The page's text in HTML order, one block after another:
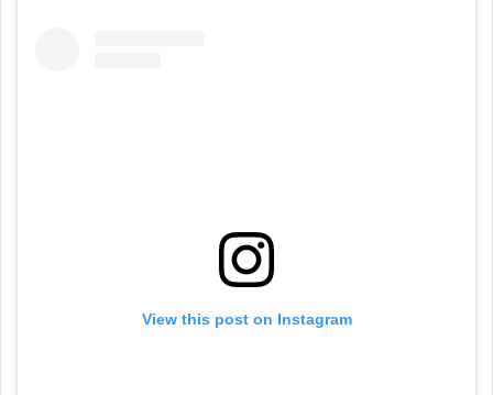
View this post on Instagram